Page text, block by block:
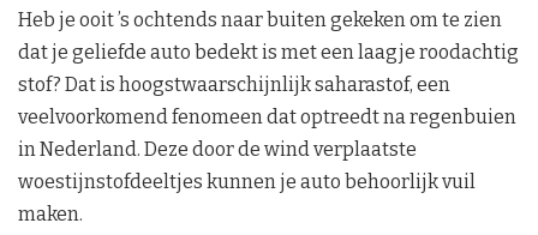
Heb je ooit ’s ochtends naar buiten gekeken om te zien
dat je geliefde auto bedekt is met een laagje roodachtig
stof? Dat is hoogstwaarschijnlijk saharastof, een
veelvoorkomend fenomeen dat optreedt na regenbuien
in Nederland. Deze door de wind verplaatste
woestijnstofdeeltjes kunnen je auto behoorlijk vuil
maken.